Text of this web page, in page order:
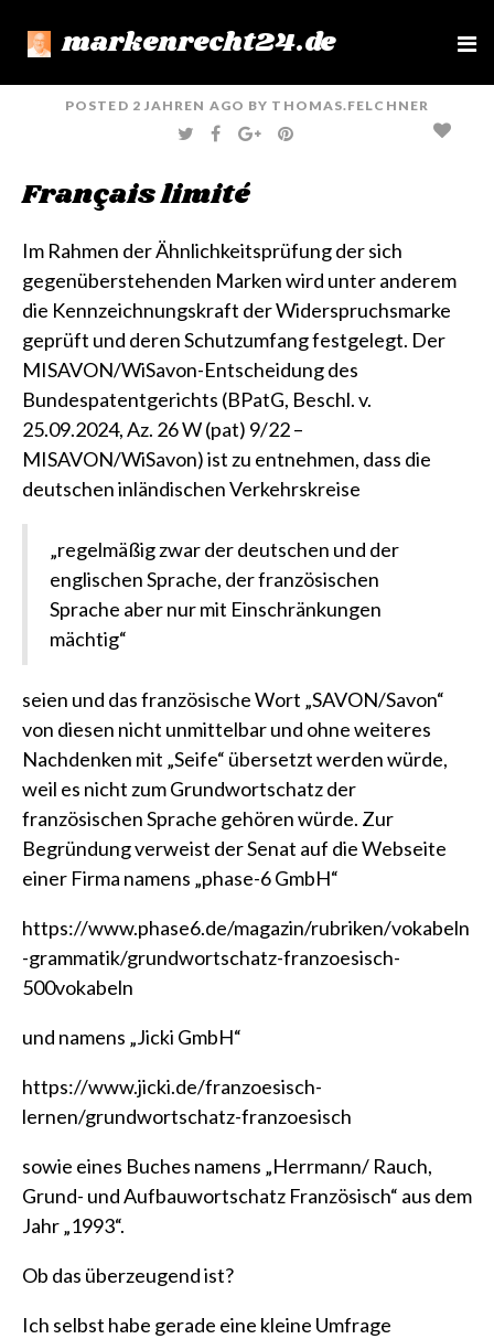
markenrecht24.de
e
POSTED 2 JAHREN AGO BY THOMAS.FELCHNER
T
W
T
E
F
A
B
O
G
O
L
E
P
I
Français limité
Im Rahmen der Ähnlichkeitsprüfung der sich
gegenüberstehenden Marken wird unter anderem
die Kennzeichnungskraft der Widerspruchsmarke
geprüft und deren Schutzumfang festgelegt. Der
MISAVON/WiSavon-Entscheidung des
Bundespatentgerichts (BPatG, Beschl. v.
25.09.2024, Az. 26 W (pat) 9/22 –
MISAVON/WiSavon) ist zu entnehmen, dass die
deutschen inländischen Verkehrskreise
„regelmäßig zwar der deutschen und der
englischen Sprache, der französischen
Sprache aber nur mit Einschränkungen
mächtig“
seien und das französische Wort „SAVON/Savon“
von diesen nicht unmittelbar und ohne weiteres
Nachdenken mit „Seife“ übersetzt werden würde,
weil es nicht zum Grundwortschatz der
französischen Sprache gehören würde. Zur
Begründung verweist der Senat auf die Webseite
einer Firma namens „phase-6 GmbH“
https://www.phase6.de/magazin/rubriken/vokabeln
-grammatik/grundwortschatz-franzoesisch-
500vokabeln
und namens „Jicki GmbH“
https://www.jicki.de/franzoesisch-
lernen/grundwortschatz-franzoesisch
sowie eines Buches namens „Herrmann/ Rauch,
Grund- und Aufbauwortschatz Französisch“ aus dem
Jahr „1993“.
Ob das überzeugend ist?
Ich selbst habe gerade eine kleine Umfrage